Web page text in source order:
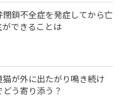
鎖不全症を発症してから亡
ができることは
が外に出たがり鳴き続け
う寄り添う？